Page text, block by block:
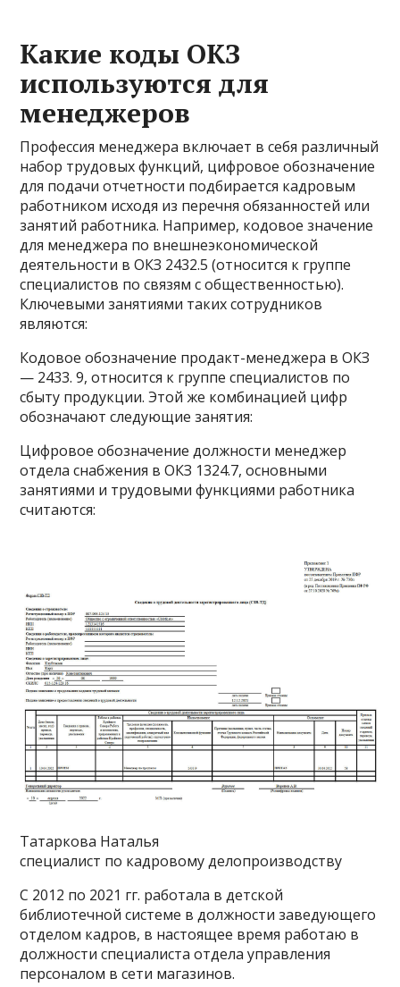
Какие коды ОКЗ
используются для
менеджеров
Профессия менеджера включает в себя различный
набор трудовых функций, цифровое обозначение
для подачи отчетности подбирается кадровым
работником исходя из перечня обязанностей или
занятий работника. Например, кодовое значение
для менеджера по внешнеэкономической
деятельности в ОКЗ 2432.5 (относится к группе
специалистов по связям с общественностью).
Ключевыми занятиями таких сотрудников
являются:
Кодовое обозначение продакт-менеджера в ОКЗ
— 2433. 9, относится к группе специалистов по
сбыту продукции. Этой же комбинацией цифр
обозначают следующие занятия:
Цифровое обозначение должности менеджер
отдела снабжения в ОКЗ 1324.7, основными
занятиями и трудовыми функциями работника
считаются:
Татаркова Наталья
специалист по кадровому делопроизводству
С 2012 по 2021 гг. работала в детской
библиотечной системе в должности заведующего
отделом кадров, в настоящее время работаю в
должности специалиста отдела управления
персоналом в сети магазинов.